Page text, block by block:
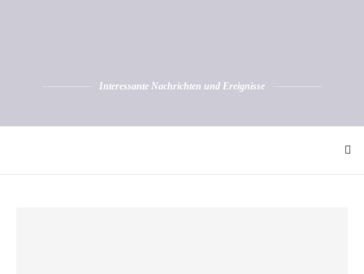
Interessante Nachrichten und Ereignisse